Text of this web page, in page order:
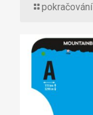
pokračování